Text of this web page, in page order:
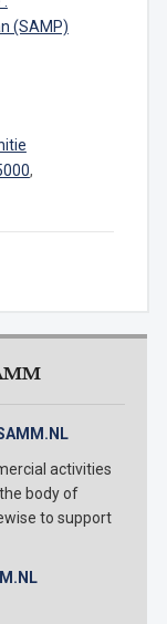
activities
body of
to support
(SAMP)
,